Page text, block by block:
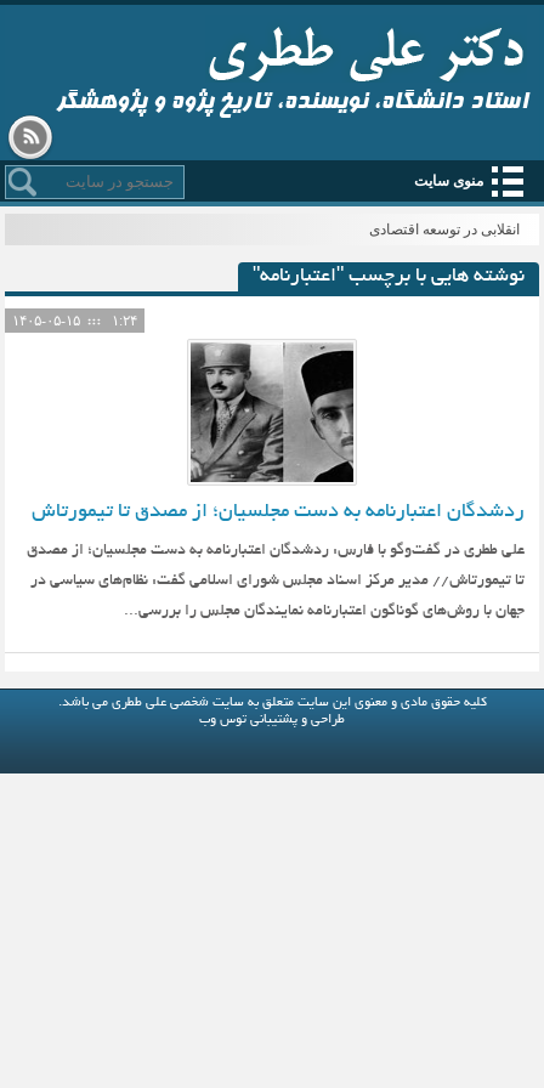
استاد دانشگاه، نویسنده، تاریخ پژوه و پژوهشگر
منوی سایت
انقلابی در توسعه اقتصادی
نوشته هایی با برچسب "اعتبارنامه"
۱:۲۴
ردشدگان اعتبارنامه به دست مجلسیان؛ از مصدق تا تیمورتاش
علی ططری در گفت‌وگو با فارس: ردشدگان اعتبارنامه به دست مجلسیان؛ از مصدق
تا تیمورتاش// مدیر مرکز اسناد مجلس شورای اسلامی گفت: نظام‌های سیاسی در
جهان با روش‌های گوناگون اعتبارنامه نمایندگان مجلس را بررسی...
کلیه حقوق مادی و معنوی این سایت متعلق بهسایت شخصی علی ططری می باشد.
طراحی و پشتیبانی توس وب